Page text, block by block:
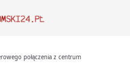
połączenia z centrum